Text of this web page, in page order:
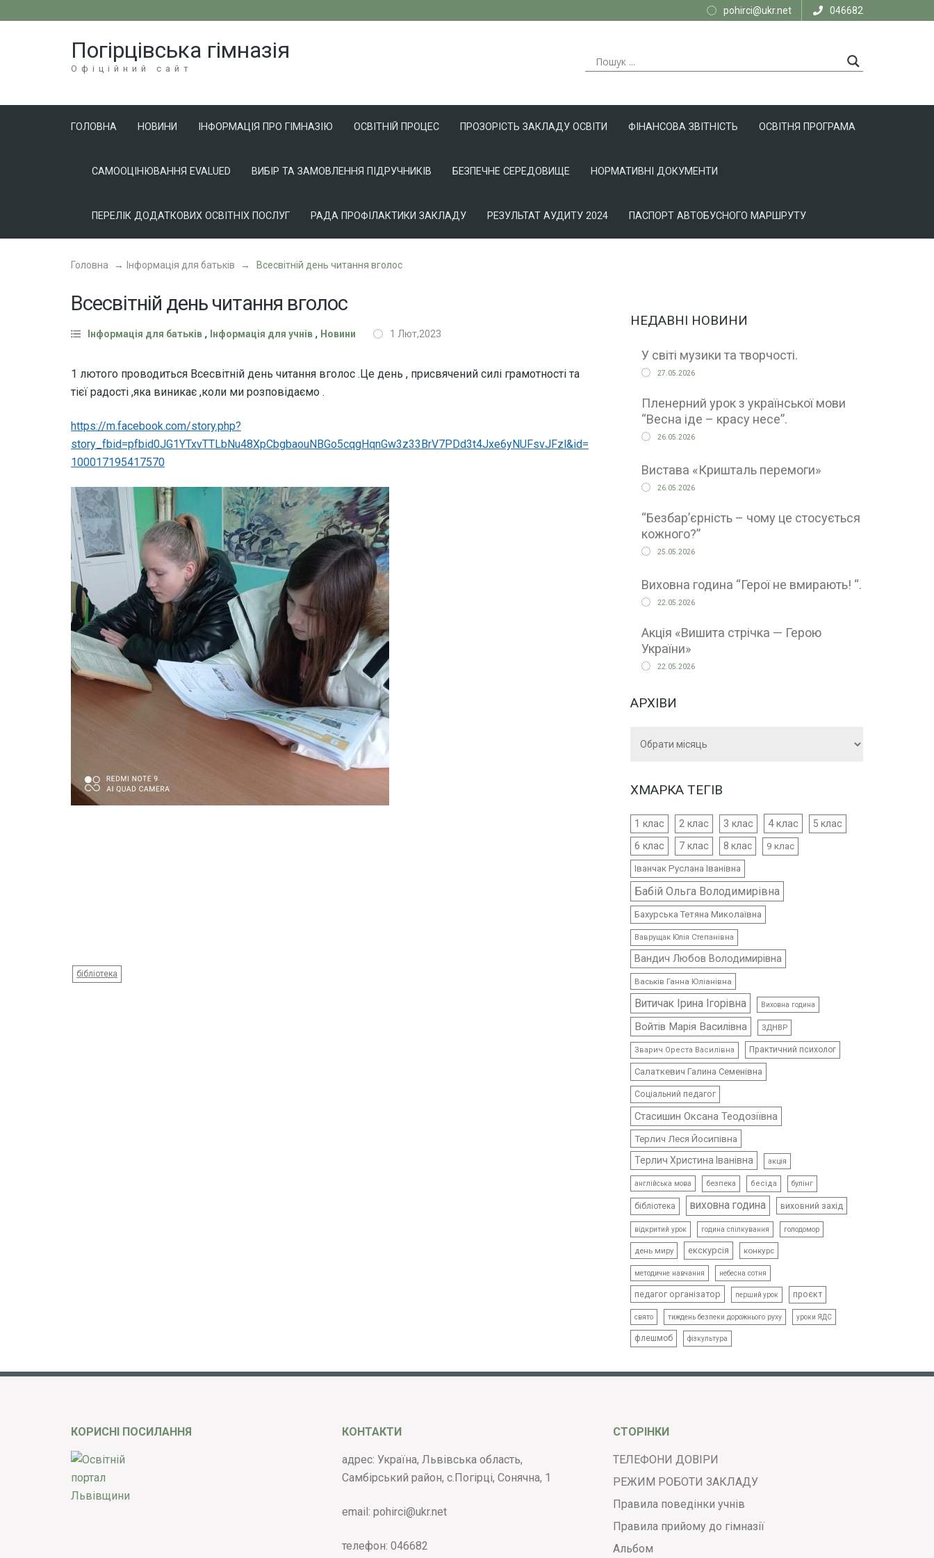
pohirci@ukr.net 046682
Погірцівська гімназія
Офіційний сайт
ГОЛОВНА НОВИНИ ІНФОРМАЦІЯ ПРО ГІМНАЗІЮ ОСВІТНІЙ ПРОЦЕС ПРОЗОРІСТЬ ЗАКЛАДУ ОСВІТИ ФІНАНСОВА ЗВІТНІСТЬ ОСВІТНЯ ПРОГРАМА
САМООЦІНЮВАННЯ EVALUED ВИБІР ТА ЗАМОВЛЕННЯ ПІДРУЧНИКІВ БЕЗПЕЧНЕ СЕРЕДОВИЩЕ НОРМАТИВНІ ДОКУМЕНТИ
ПЕРЕЛІК ДОДАТКОВИХ ОСВІТНІХ ПОСЛУГ РАДА ПРОФІЛАКТИКИ ЗАКЛАДУ РЕЗУЛЬТАТ АУДИТУ 2024 ПАСПОРТ АВТОБУСНОГО МАРШРУТУ
Головна → Інформація для батьків → Всесвітній день читання вголос
Всесвітній день читання вголос
Інформація для батьків , Інформація для учнів , Новини 1 Лют,2023
1 лютого проводиться Всесвітній день читання вголос .Це день , присвячений силі грамотності та
тієї радості ,яка виникає ,коли ми розповідаємо .
https://m.facebook.com/story.php?
story_fbid=pfbid0JG1YTxvTTLbNu48XpCbgbaouNBGo5cqgHqnGw3z33BrV7PDd3t4Jxe6yNUFsvJFzl&id=
100017195417570
бібліотека
НЕДАВНІ НОВИНИ
У світі музики та творчості.
27.05.2026
Пленерний урок з української мови
“Весна іде – красу несе”.
26.05.2026
Вистава «Кришталь перемоги»
26.05.2026
“Безбар’єрність – чому це стосується
кожного?”
25.05.2026
Виховна година “Герої не вмирають! “.
22.05.2026
Акція «Вишита стрічка — Герою
України»
22.05.2026
АРХІВИ
ХМАРКА ТЕГІВ
1 клас 2 клас 3 клас 4 клас 5 клас
6 клас 7 клас 8 клас 9 клас
Іванчак Руслана Іванівна
Бабій Ольга Володимирівна
Бахурська Тетяна Миколаївна
Ваврущак Юлія Степанівна
Вандич Любов Володимирівна
Васьків Ганна Юліанівна
Витичак Ірина Ігорівна Виховна година
Войтів Марія Василівна ЗДНВР
Зварич Ореста Василівна Практичний психолог
Салаткевич Галина Семенівна
Соціальний педагог
Стасишин Оксана Теодозіївна
Терлич Леся Йосипівна
Терлич Христина Іванівна
акція
англійська мова безпека бесіда булінг
бібліотека виховна година виховний захід
відкритий урок година спілкування голодомор
день миру екскурсія конкурс
методичне навчання небесна сотня
педагог організатор перший урок проєкт
свято тиждень безпеки дорожнього руху уроки ЯДС
флешмоб фізкультура
КОРИСНІ ПОСИЛАННЯ КОНТАКТИ
адрес: Україна, Львівська область,
Самбірський район, с.Погірці, Сонячна, 1
email: pohirci@ukr.net
телефон: 046682
СТОРІНКИ
ТЕЛЕФОНИ ДОВІРИ
РЕЖИМ РОБОТИ ЗАКЛАДУ
Правила поведінки учнів
Правила прийому до гімназії
Альбом